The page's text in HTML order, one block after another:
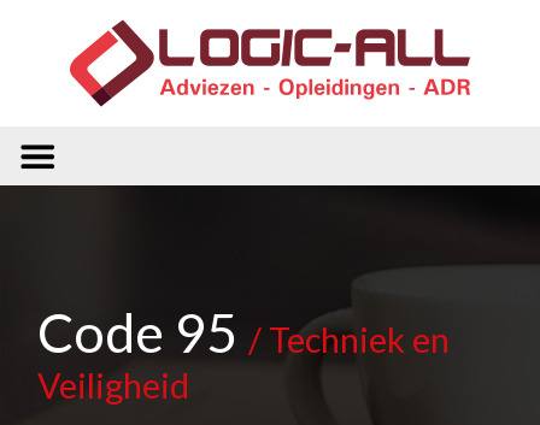
Code 95 / Techniek en
Veiligheid